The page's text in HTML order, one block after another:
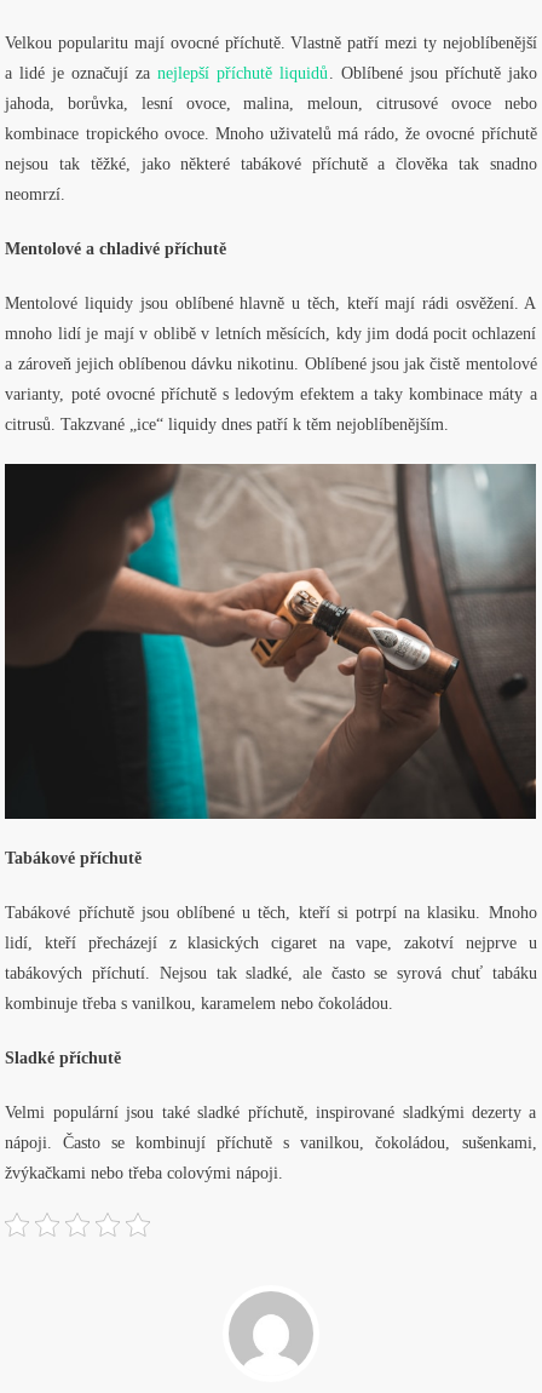
Velkou popularitu mají ovocné příchutě. Vlastně patří mezi ty nejoblíbenější
a lidé je označují zanejlepší příchutě liquidů. Oblíbené jsou příchutě jako
jahoda, borůvka, lesní ovoce, malina, meloun, citrusové ovoce nebo
kombinace tropického ovoce. Mnoho uživatelů má rádo, že ovocné příchutě
nejsou tak těžké, jako některé tabákové příchutě a člověka tak snadno
neomrzí.
Mentolové a chladivé příchutě
Mentolové liquidy jsou oblíbené hlavně u těch, kteří mají rádi osvěžení. A
mnoho lidí je mají v oblibě v letních měsících, kdy jim dodá pocit ochlazení
a zároveň jejich oblíbenou dávku nikotinu. Oblíbené jsou jak čistě mentolové
varianty, poté ovocné příchutě s ledovým efektem a taky kombinace máty a
citrusů. Takzvané „ice“ liquidy dnes patří k těm nejoblíbenějším.
Tabákové příchutě
Tabákové příchutě jsou oblíbené u těch, kteří si potrpí na klasiku. Mnoho
lidí, kteří přecházejí z klasických cigaret na vape, zakotví nejprve u
tabákových příchutí. Nejsou tak sladké, ale často se syrová chuť tabáku
kombinuje třeba s vanilkou, karamelem nebo čokoládou.
Sladké příchutě
Velmi populární jsou také sladké příchutě, inspirované sladkými dezerty a
nápoji. Často se kombinují příchutě s vanilkou, čokoládou, sušenkami,
žvýkačkami nebo třeba colovými nápoji.